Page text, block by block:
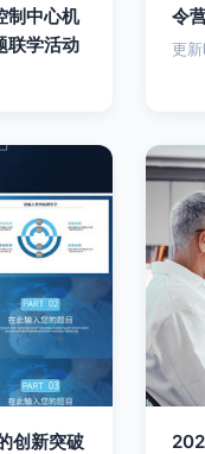
制中心机
联学活动
令
更
创新突破